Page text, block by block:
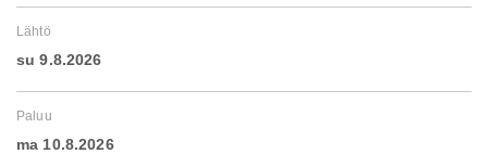
Lähtö
su 9.8.2026
Paluu
ma 10.8.2026